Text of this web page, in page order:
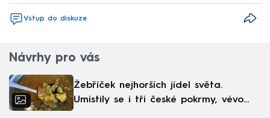
Vstup do diskuze
Návrhy pro vás
Žebříček nejhorších jídel světa.
Umístily se i tři české pokrmy, vévodí